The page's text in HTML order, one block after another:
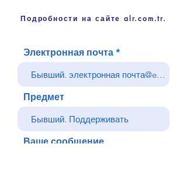
Подробности на сайте alr.com.tr.
Электронная почта
Предмет
Ваше сообщение